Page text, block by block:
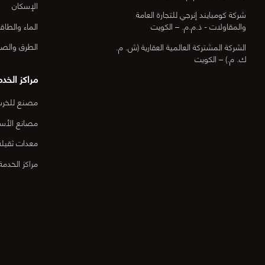
شركة كومبايند إنرجي للتجارة العامة
والمقاولات - ذ.م.م. – الكويت
الشركة المشتركة العالمية العقارية (ش. م.
ك. م.) – الكويت
الإسكان
الماء
الطرق
مراكز
مصنع
مصانع
معدات
مراكز